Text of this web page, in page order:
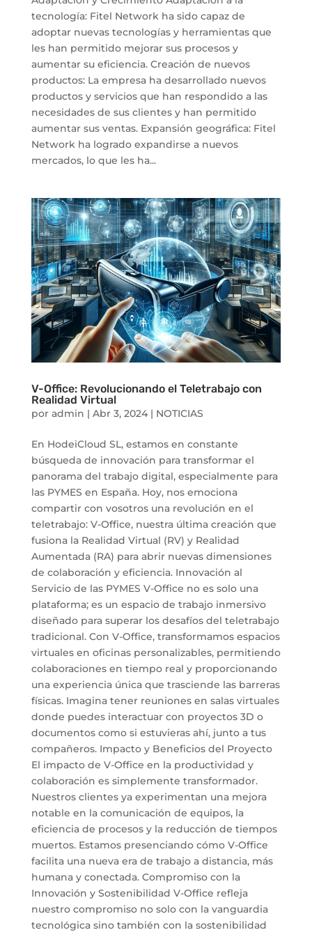
tecnología: Fitel Network ha sido capaz de
adoptar nuevas tecnologías y herramientas que
les han permitido mejorar sus procesos y
aumentar su eficiencia. Creación de nuevos
productos: La empresa ha desarrollado nuevos
productos y servicios que han respondido a las
necesidades de sus clientes y han permitido
aumentar sus ventas. Expansión geográfica: Fitel
Network ha logrado expandirse a nuevos
mercados, lo que les ha...
V-Office: Revolucionando el Teletrabajo con
Realidad Virtual
por admin | Abr 3, 2024| NOTICIAS
En HodeiCloud SL, estamos en constante
búsqueda de innovación para transformar el
panorama del trabajo digital, especialmente para
las PYMES en España. Hoy, nos emociona
compartir con vosotros una revolución en el
teletrabajo: V-Office, nuestra última creación que
fusiona la Realidad Virtual (RV) y Realidad
Aumentada (RA) para abrir nuevas dimensiones
de colaboración y eficiencia. Innovación al
Servicio de las PYMES V-Office no es solo una
plataforma; es un espacio de trabajo inmersivo
diseñado para superar los desafíos del teletrabajo
tradicional. Con V-Office, transformamos espacios
virtuales en oficinas personalizables, permitiendo
colaboraciones en tiempo real y proporcionando
una experiencia única que trasciende las barreras
físicas. Imagina tener reuniones en salas virtuales
donde puedes interactuar con proyectos 3D o
documentos como si estuvieras ahí, junto a tus
compañeros. Impacto y Beneficios del Proyecto
El impacto de V-Office en la productividad y
colaboración es simplemente transformador.
Nuestros clientes ya experimentan una mejora
notable en la comunicación de equipos, la
eficiencia de procesos y la reducción de tiempos
muertos. Estamos presenciando cómo V-Office
facilita una nueva era de trabajo a distancia, más
humana y conectada. Compromiso con la
Innovación y Sostenibilidad V-Office refleja
nuestro compromiso no solo con la vanguardia
tecnológica sino también con la sostenibilidad